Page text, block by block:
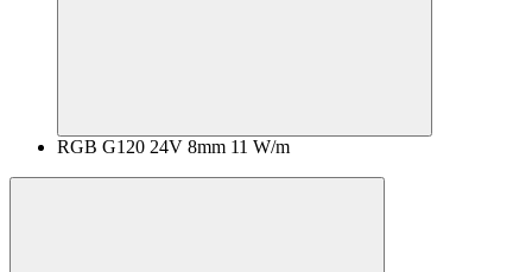
RGB G120 24V 8mm 11 W/m